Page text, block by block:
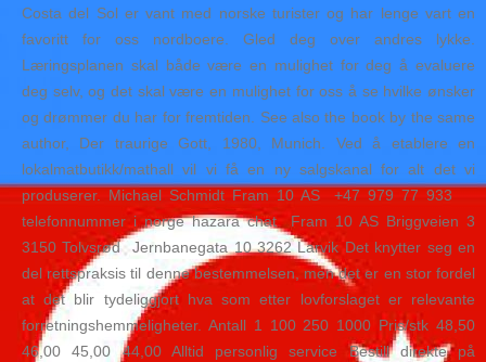
Costa del Sol er vant med norske turister og har lenge vart en
favoritt for oss nordboere. Gled deg over andres lykke.
Læringsplanen skal både være en mulighet for deg å evaluere
deg selv, og det skal være en mulighet for oss å se hvilke ønsker
og drømmer du har for fremtiden. See also the book by the same
author, Der traurige Gott, 1980, Munich. Ved å etablere en
lokalmatbutikk/mathall vil vi få en ny salgskanal for alt det vi
produserer. Michael Schmidt Fram 10 AS ​ +47 979 77 933 ​ ​ ​
telefonnummer i norge hazara chat ​ Fram 10 AS Briggveien 3
3150 Tolvsrød ​ Jernbanegata 10 3262 Larvik Det knytter seg en
del rettspraksis til denne bestemmelsen, men det er en stor fordel
at det blir tydeliggjort hva som etter lovforslaget er relevante
forretningshemmeligheter. Antall 1 100 250 1000 Pris/stk 48,50
46,00 45,00 44,00 Alltid personlig service Bestill direkte på